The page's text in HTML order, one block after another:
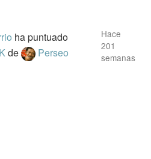
ha puntuado
de Perseo
Hace
201
semanas